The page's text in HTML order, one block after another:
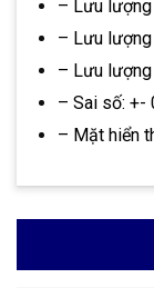
– Lưu
– Lưu
– Lưu
– Sai số: +-
– Mặt hiển